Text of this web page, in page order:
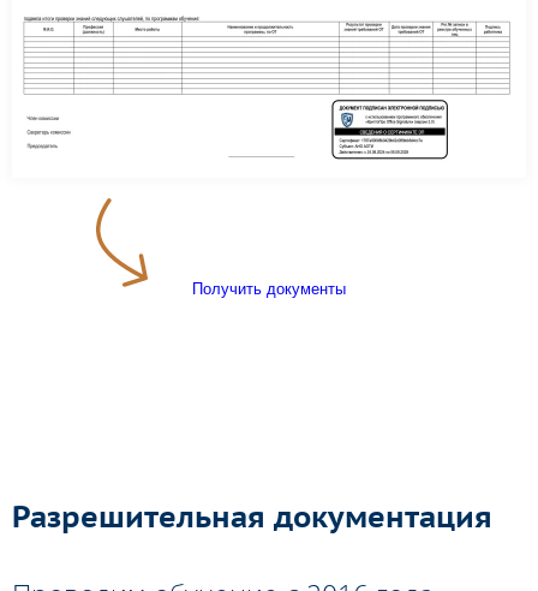
Получить документы
Разрешительная документация